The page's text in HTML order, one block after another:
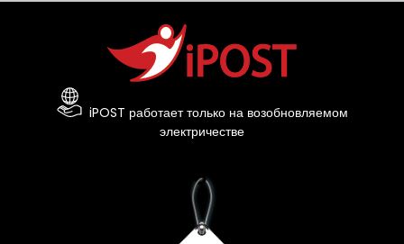
iPOST работает только на возобновляемом
электричестве